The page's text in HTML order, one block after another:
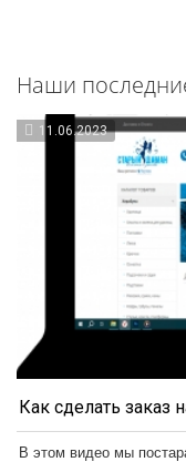
Наши
11.06.2023
Как сделать заказ
В этом видео мы